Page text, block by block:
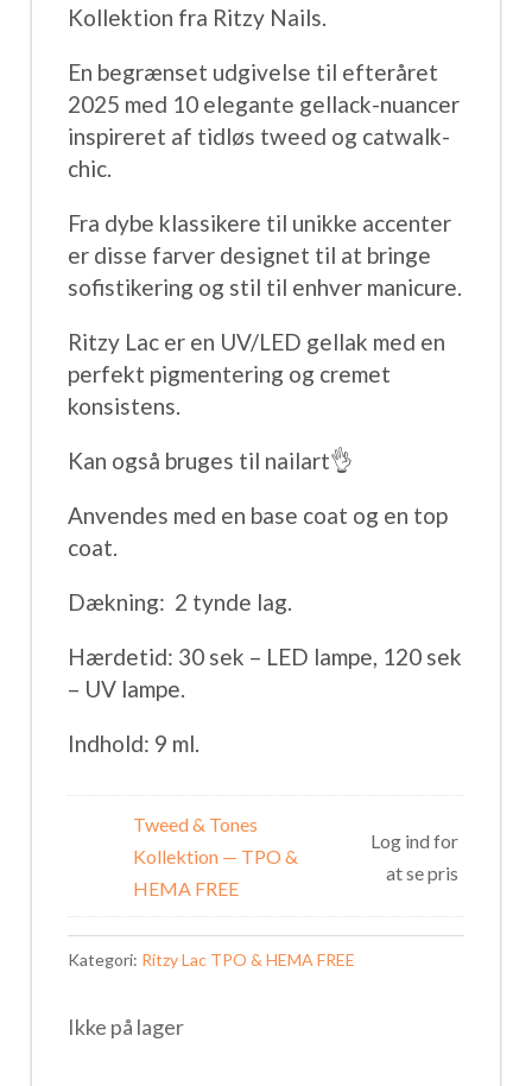
Kollektion fra Ritzy Nails.
En begrænset udgivelse til efteråret
2025 med 10 elegante gellack-nuancer
inspireret af tidløs tweed og catwalk-
chic.
Fra dybe klassikere til unikke accenter
er disse farver designet til at bringe
sofistikering og stil til enhver manicure.
Ritzy Lac er en UV/LED gellak med en
perfekt pigmentering og cremet
konsistens.
Kan også bruges til nailart👌
Anvendes med en base coat og en top
coat.
Dækning: 2 tynde lag.
Hærdetid: 30 sek – LED lampe, 120 sek
– UV lampe.
Indhold: 9 ml.
Tweed & Tones
Kollektion — TPO &
HEMA FREE
Log ind for
at se pris
Kategori: Ritzy Lac TPO & HEMA FREE
Ikke på lager